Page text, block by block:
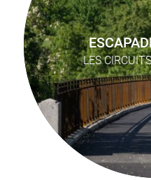
LES